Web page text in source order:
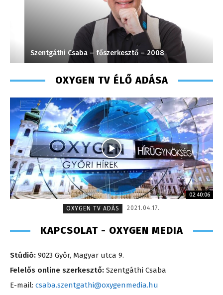
Szentgáthi Csaba – főszerkesztő – 2008
OXYGEN TV ÉLŐ ADÁSA
02:40:06
OXYGEN TV ADÁS
2021.04.17.
KAPCSOLAT - OXYGEN MEDIA
Stúdió: 9023 Győr, Magyar utca 9.
Felelős online szerkesztő: Szentgáthi Csaba
E-mail: csaba.szentgathi@oxygenmedia.hu